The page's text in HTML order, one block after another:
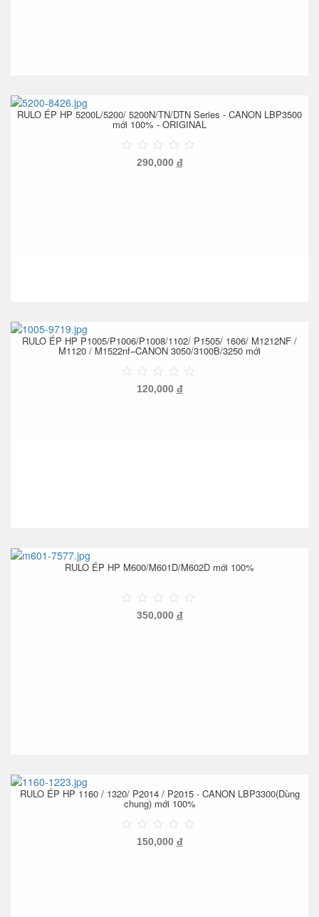
RULO ÉP HP 5200L/5200/ 5200N/TN/DTN Series - CANON LBP3500
mới 100% - ORIGINAL
290,000 đ
RULO ÉP HP P1005/P1006/P1008/1102/ P1505/ 1606/ M1212NF /
M1120 / M1522nf–CANON 3050/3100B/3250 mới
120,000 đ
RULO ÉP HP M600/M601D/M602D mới 100%
350,000 đ
RULO ÉP HP 1160 / 1320/ P2014 / P2015 - CANON LBP3300(Dùng
chung) mới 100%
150,000 đ